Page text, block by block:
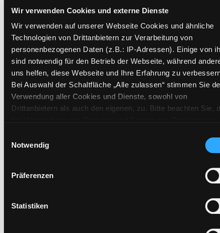
Wir verwenden Cookies und externe Dienste
Wir verwenden auf unserer Webseite Cookies und ähnliche
Technologien von Drittanbietern zur Verarbeitung von
personenbezogenen Daten (z.B.: IP-Adressen). Einige von
sind notwendig für den Betrieb der Webseite, während
uns helfen, diese Webseite und Ihre Erfahrung zu
Bei Auswahl der Schaltfläche „Alle zulassen“ stimmen Sie
Verwendung aller Cookies und Dienste, sowohl von
Drittanbietern als auch den eigenen, zu. Bitte beachten Sie,
(Länder außerhalb des EWR ohne adäquates
Datenschutzniveau) stattfinden kann. In diesem
ausgeschlossen werden. Eine Verarbeitung durch solche
Einwilligung erteilen („Auswahl erlauben“) oder auf die
Schaltfläche „Alle zulassen“ klicken. Unter dem Punkt
Notwendig
Präferenzen
Statistiken
Zweigstelle:
Nord - Geidorf
Standort 2: Ausleihe
Status:Entliehen
Vorbestellungen: 0
Mediengruppe:Kinderbuch
Frist:
09.09.2026
Barcode: 2508SB04109
Signatur:
Status: